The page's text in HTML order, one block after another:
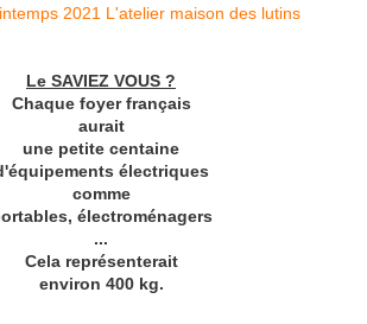
Le SAVIEZ VOUS ?
Chaque foyer français
aurait
une petite centaine
électriques
comme
électroménagers
...
Cela représenterait
environ 400 kg.